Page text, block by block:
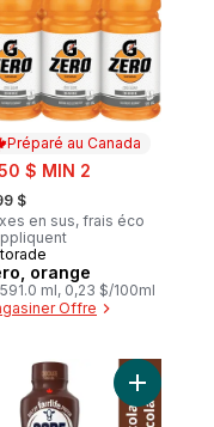
Préparé au Canada
$ MIN 2
$
en sus, frais éco
au Canada
orange
ml, 0,23 $/100ml
Offre
sportive punch aux fruits
Ajouter